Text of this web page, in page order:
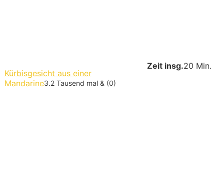
Zeit insg.20 Min.
Kürbisgesicht aus einer
Mandarine3.2 Tausend mal & (0)